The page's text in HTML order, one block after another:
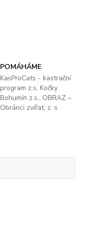
POMÁHÁME
KasProCats - kastrační
program z.s, Kočky
Bohumín z.s., OBRAZ –
Obránci zvířat, z. s